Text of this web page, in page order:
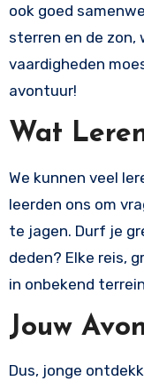
ook goed
sterren en de
vaardigheden
avontuur!
Wat
We kunnen veel
leerden ons om
te jagen. Durf je
deden? Elke reis,
in onbekend
Jouw
Dus, jonge